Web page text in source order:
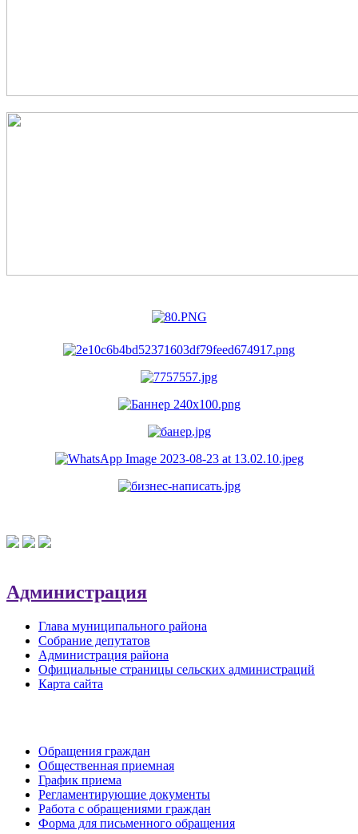
Администрация
Глава муниципального района
Собрание депутатов
Администрация района
Официальные страницы сельских администраций
Карта сайта
Обращения граждан
Общественная приемная
График приема
Регламентирующие документы
Работа с обращениями граждан
Форма для письменного обращения